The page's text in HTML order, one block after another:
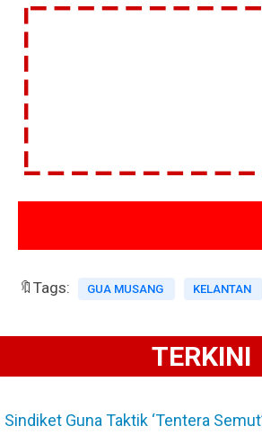
🔖Tags: GUA MUSANG KELANTAN
TERKINI
Sindiket Guna Taktik ‘Tentera